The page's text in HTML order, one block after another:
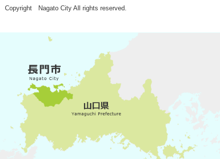
Copyright Nagato City All rights reserved.